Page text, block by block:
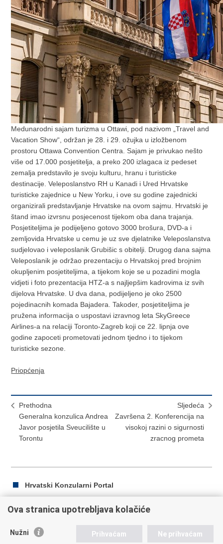
Medunarodni sajam turizma u Ottawi, pod nazivom „Travel and
Vacation Show“, održan je 28. i 29. ožujka u izložbenom
prostoru Ottawa Convention Centra. Sajam je privukao nešto
više od 17.000 posjetitelja, a preko 200 izlagaca iz pedeset
zemalja predstavilo je svoju kulturu, hranu i turisticke
destinacije. Veleposlanstvo RH u Kanadi i Ured Hrvatske
turisticke zajednice u New Yorku, i ove su godine zajednicki
organizirali predstavljanje Hrvatske na ovom sajmu. Hrvatski je
štand imao izvrsnu posjecenost tijekom oba dana trajanja.
Posjetiteljima je podijeljeno gotovo 3000 brošura, DVD-a i
zemljovida Hrvatske u cemu je uz sve djelatnike Veleposlanstva
sudjelovao i veleposlanik Grubišic s obitelji. Drugog dana sajma
Veleposlanik je održao prezentaciju o Hrvatskoj pred brojnim
okupljenim posjetiteljima, a tijekom koje se u pozadini mogla
vidjeti i foto prezentacija HTZ-a s najljepšim kadrovima iz svih
dijelova Hrvatske. U dva dana, podijeljeno je oko 2500
pojedinacnih komada Bajadera. Takoder, posjetiteljima je
pružena informacija o uspostavi izravnog leta SkyGreece
Airlines-a na relaciji Toronto-Zagreb koji ce 22. lipnja ove
godine zapoceti prometovati jednom tjedno i to tijekom
turisticke sezone.
Priopćenja
Prethodna
Generalna konzulica Andrea
Javor posjetila Sveucilište u
Torontu
Sljedeća
Završena 2. Konferencija na
visokoj razini o sigurnosti
zracnog prometa
Hrvatski Konzularni Portal
Ispiši
Podijeli
Ova stranica upotrebljava kolačiće
Nužni Prihvaćam Ne prihvaćam